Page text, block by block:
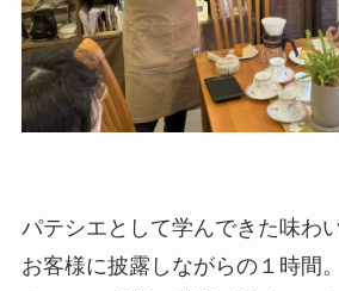
パテシエとして学んできた味わ
お客様に披露しながらの１時間。